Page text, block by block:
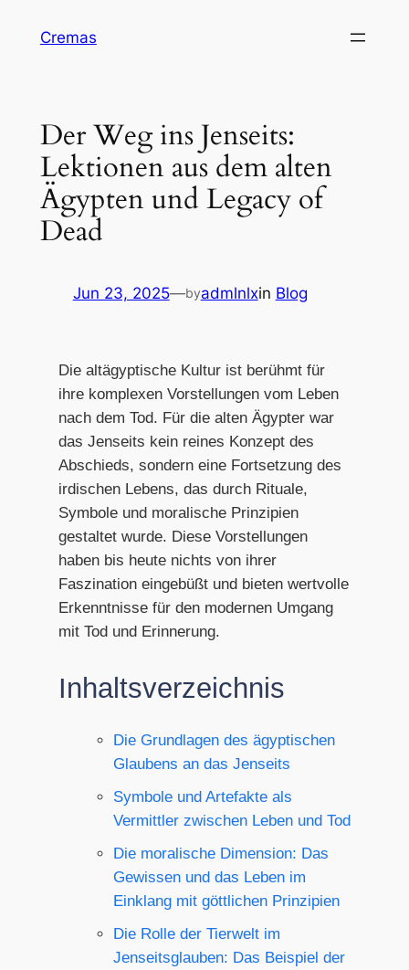
Cremas
Der Weg ins Jenseits:
Lektionen aus dem alten
Ägypten und Legacy of
Dead
Jun 23, 2025—byadmlnlxin Blog
Die altägyptische Kultur ist berühmt für
ihre komplexen Vorstellungen vom Leben
nach dem Tod. Für die alten Ägypter war
das Jenseits kein reines Konzept des
Abschieds, sondern eine Fortsetzung des
irdischen Lebens, das durch Rituale,
Symbole und moralische Prinzipien
gestaltet wurde. Diese Vorstellungen
haben bis heute nichts von ihrer
Faszination eingebüßt und bieten wertvolle
Erkenntnisse für den modernen Umgang
mit Tod und Erinnerung.
Inhaltsverzeichnis
Die Grundlagen des ägyptischen
Glaubens an das Jenseits
Symbole und Artefakte als
Vermittler zwischen Leben und Tod
Die moralische Dimension: Das
Gewissen und das Leben im
Einklang mit göttlichen Prinzipien
Die Rolle der Tierwelt im
Jenseitsglauben: Das Beispiel der